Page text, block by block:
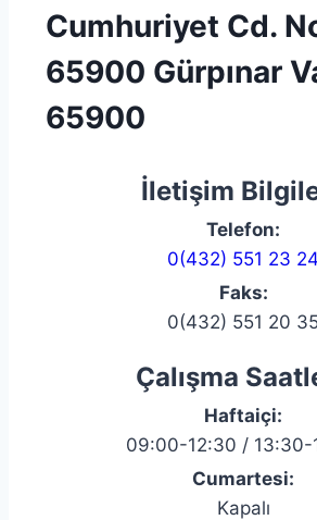
Cumhuriyet Cd.
65900 Gürpınar
65900
İletişim
Telefon:
0(432) 551 23 24
Faks:
0(432) 551 20
Çalışma
Haftaiçi:
09:00-12:30 / 13:30-
Cumartesi:
Kapalı